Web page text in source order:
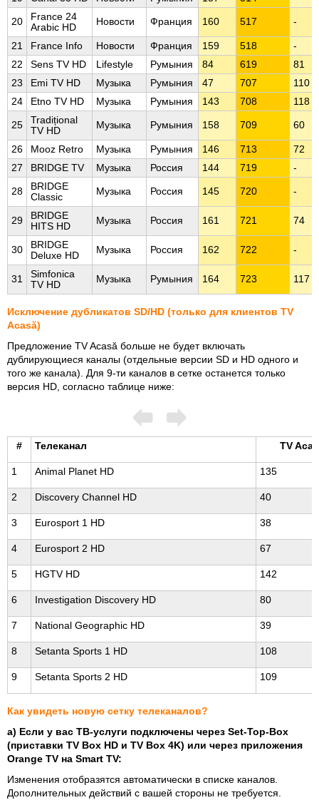
20
France 24
Arabic HD
Новости Франция 160 517 -
21 France Info Новости Франция 159 518
-
22
Sens TV HD Lifestyle Румыния 84 619
81
23
Emi TV HD Музыка Румыния 47 707
110
24
Etno TV HD Музыка Румыния 143 708 118
25
Tradițional
TV HD
Музыка Румыния 158 709 60
26 Mooz Retro Музыка Румыния 146 713
72
27
BRIDGE TV Музыка Россия 144 719 -
28
BRIDGE
Classic
Музыка Россия 145 720 -
29
BRIDGE
HITS HD
Музыка Россия 161 721 74
30
BRIDGE
Deluxe HD
Музыка Россия 162 722 -
31
Simfonica
TV HD
Музыка Румыния 164 723 117
Исключение дубликатов SD/HD (только для клиентов TV
Acasă)
Предложение TV Acasă больше не будет включать
дублирующиеся каналы (отдельные версии SD и HD одного и
того же канала). Для 9-ти каналов в сетке останется только
версия HD, согласно таблице ниже:
# Телеканал TV
1 Animal Planet HD 135
2 Discovery Channel HD 40
3 Eurosport 1 HD 38
4 Eurosport 2 HD 67
5 HGTV HD 142
6 Investigation Discovery HD 80
7 National Geographic HD 39
8 Setanta Sports 1 HD 108
9 Setanta Sports 2 HD 109
Как увидеть новую сетку телеканалов?
a) Если у вас ТВ-услуги подключены через Set-Top-Box
(приставки TV Box HD и TV Box 4K) или через приложения
Orange TV на Smart TV:
Изменения отобразятся автоматически в списке каналов.
Дополнительных действий с вашей стороны не требуется.